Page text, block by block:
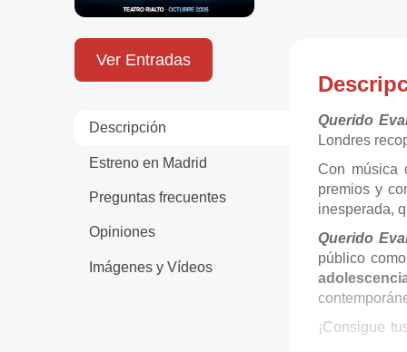
Ver Entradas
Descripción
Estreno en Madrid
Preguntas frecuentes
Opiniones
Imágenes y Vídeos
Querido
Londres
Con música
premios y
inesperada,
Querido
público
¡Consigue